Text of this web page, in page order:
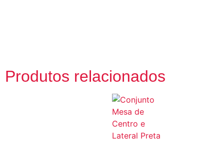
Produtos relacionados